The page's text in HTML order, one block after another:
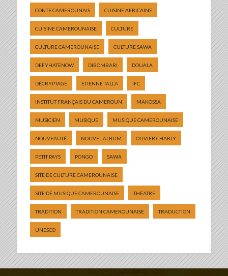
CONTE CAMEROUNAIS CUISINE AFRICAINE
CUISINE CAMEROUNAISE CULTURE
CULTURE CAMEROUNAISE CULTURE SAWA
DEFYHATENOW DIBOMBARI DOUALA
DÉCRYPTAGE ETIENNE TALLA IFC
INSTITUT FRANÇAIS DU CAMEROUN MAKOSSA
MUSICIEN MUSIQUE MUSIQUE CAMEROUNAISE
NOUVEAUTÉ NOUVEL ALBUM OLIVIER CHARLY
PETIT PAYS PONGO SAWA
SITE DE CULTURE CAMEROUNAISE
SITE DE MUSIQUE CAMEROUNAISE THÉATRE
TRADITION TRADITION CAMEROUNAISE TRADUCTION
UNESCO